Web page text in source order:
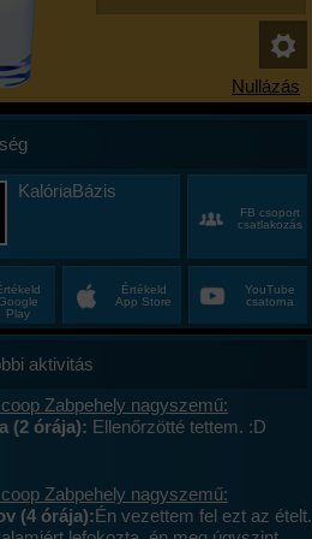
KalóriaBázis
FB csoport
csatlakozás
Play
Értékeld
App Store
YouTube
csatorna
aktivitás
Zabpehely nagyszemű:
(2 órája): Ellenőrzötté tettem. :D
Zabpehely nagyszemű:
(4 órája):Én vezettem fel ezt az ételt.